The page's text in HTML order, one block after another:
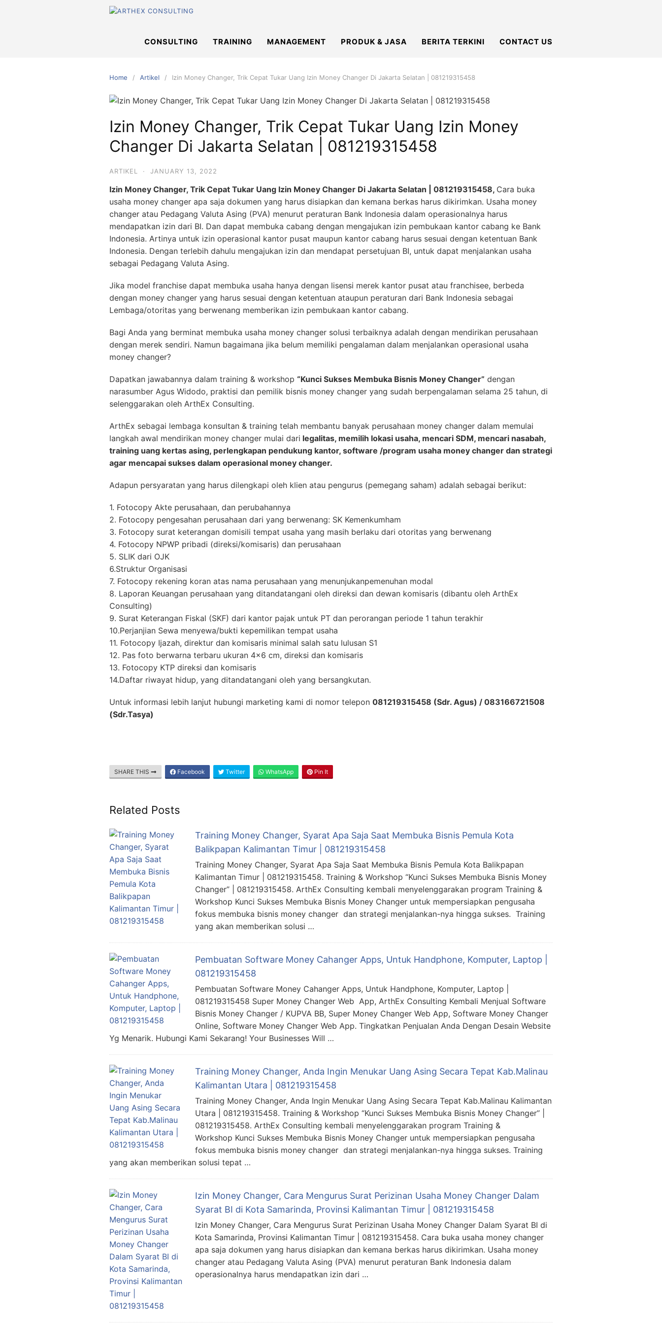
CONSULTING TRAINING MANAGEMENT PRODUK & JASA BERITA TERKINI CONTACT US
Home Artikel Izin Money Changer, Trik Cepat Tukar Uang Izin Money Changer Di Jakarta Selatan | 081219315458
Izin Money Changer, Trik Cepat Tukar Uang Izin Money
Changer Di Jakarta Selatan | 081219315458
ARTIKEL · JANUARY 13, 2022
Izin Money Changer, Trik Cepat Tukar Uang Izin Money Changer Di Jakarta Selatan | 081219315458, Cara buka
usaha money changer apa saja dokumen yang harus disiapkan dan kemana berkas harus dikirimkan. Usaha money
changer atau Pedagang Valuta Asing (PVA) menurut peraturan Bank Indonesia dalam operasionalnya harus
mendapatkan izin dari BI. Dan dapat membuka cabang dengan mengajukan izin pembukaan kantor cabang ke Bank
Indonesia. Artinya untuk izin operasional kantor pusat maupun kantor cabang harus sesuai dengan ketentuan Bank
Indonesia. Dengan terlebih dahulu mengajukan izin dan mendapat persetujuan BI, untuk dapat menjalankan usaha
sebagai Pedagang Valuta Asing.
Jika model franchise dapat membuka usaha hanya dengan lisensi merek kantor pusat atau franchisee, berbeda
dengan money changer yang harus sesuai dengan ketentuan ataupun peraturan dari Bank Indonesia sebagai
Lembaga/otoritas yang berwenang memberikan izin pembukaan kantor cabang.
Bagi Anda yang berminat membuka usaha money changer solusi terbaiknya adalah dengan mendirikan perusahaan
dengan merek sendiri. Namun bagaimana jika belum memiliki pengalaman dalam menjalankan operasional usaha
money changer?
Dapatkan jawabannya dalam training & workshop “Kunci Sukses Membuka Bisnis Money Changer” dengan
narasumber Agus Widodo, praktisi dan pemilik bisnis money changer yang sudah berpengalaman selama 25 tahun, di
selenggarakan oleh ArthEx Consulting.
ArthEx sebagai lembaga konsultan & training telah membantu banyak perusahaan money changer dalam memulai
langkah awal mendirikan money changer mulai dari legalitas, memilih lokasi usaha, mencari SDM, mencari nasabah,
training uang kertas asing, perlengkapan pendukung kantor, software /program usaha money changer dan strategi
agar mencapai sukses dalam operasional money changer.
Adapun persyaratan yang harus dilengkapi oleh klien atau pengurus (pemegang saham) adalah sebagai berikut:
1. Fotocopy Akte perusahaan, dan perubahannya
2. Fotocopy pengesahan perusahaan dari yang berwenang: SK Kemenkumham
3. Fotocopy surat keterangan domisili tempat usaha yang masih berlaku dari otoritas yang berwenang
4. Fotocopy NPWP pribadi (direksi/komisaris) dan perusahaan
5. SLIK dari OJK
6.Struktur Organisasi
7. Fotocopy rekening koran atas nama perusahaan yang menunjukanpemenuhan modal
8. Laporan Keuangan perusahaan yang ditandatangani oleh direksi dan dewan komisaris (dibantu oleh ArthEx
Consulting)
9. Surat Keterangan Fiskal (SKF) dari kantor pajak untuk PT dan perorangan periode 1 tahun terakhir
10.Perjanjian Sewa menyewa/bukti kepemilikan tempat usaha
11. Fotocopy Ijazah, direktur dan komisaris minimal salah satu lulusan S1
12. Pas foto berwarna terbaru ukuran 4×6 cm, direksi dan komisaris
13. Fotocopy KTP direksi dan komisaris
14.Daftar riwayat hidup, yang ditandatangani oleh yang bersangkutan.
Untuk informasi lebih lanjut hubungi marketing kami di nomor telepon 081219315458 (Sdr. Agus) / 083166721508
(Sdr.Tasya)
SHARE THIS Facebook Twitter WhatsApp Pin It
Related Posts
Training Money Changer, Syarat Apa Saja Saat Membuka Bisnis Pemula Kota
Balikpapan Kalimantan Timur | 081219315458
Training Money Changer, Syarat Apa Saja Saat Membuka Bisnis Pemula Kota Balikpapan
Kalimantan Timur | 081219315458. Training & Workshop “Kunci Sukses Membuka Bisnis Money
Changer” | 081219315458. ArthEx Consulting kembali menyelenggarakan program Training &
Workshop Kunci Sukses Membuka Bisnis Money Changer untuk mempersiapkan pengusaha
fokus membuka bisnis money changer dan strategi menjalankan-nya hingga sukses. Training
yang akan memberikan solusi …
Pembuatan Software Money Cahanger Apps, Untuk Handphone, Komputer, Laptop |
081219315458
Pembuatan Software Money Cahanger Apps, Untuk Handphone, Komputer, Laptop |
081219315458 Super Money Changer Web App, ArthEx Consulting Kembali Menjual Software
Bisnis Money Changer / KUPVA BB, Super Money Changer Web App, Software Money Changer
Online, Software Money Changer Web App. Tingkatkan Penjualan Anda Dengan Desain Website
Yg Menarik. Hubungi Kami Sekarang! Your Businesses Will …
Training Money Changer, Anda Ingin Menukar Uang Asing Secara Tepat Kab.Malinau
Kalimantan Utara | 081219315458
Training Money Changer, Anda Ingin Menukar Uang Asing Secara Tepat Kab.Malinau Kalimantan
Utara | 081219315458. Training & Workshop “Kunci Sukses Membuka Bisnis Money Changer” |
081219315458. ArthEx Consulting kembali menyelenggarakan program Training &
Workshop Kunci Sukses Membuka Bisnis Money Changer untuk mempersiapkan pengusaha
fokus membuka bisnis money changer dan strategi menjalankan-nya hingga sukses. Training
yang akan memberikan solusi tepat …
Izin Money Changer, Cara Mengurus Surat Perizinan Usaha Money Changer Dalam
Syarat BI di Kota Samarinda, Provinsi Kalimantan Timur | 081219315458
Izin Money Changer, Cara Mengurus Surat Perizinan Usaha Money Changer Dalam Syarat BI di
Kota Samarinda, Provinsi Kalimantan Timur | 081219315458. Cara buka usaha money changer
apa saja dokumen yang harus disiapkan dan kemana berkas harus dikirimkan. Usaha money
changer atau Pedagang Valuta Asing (PVA) menurut peraturan Bank Indonesia dalam
operasionalnya harus mendapatkan izin dari …